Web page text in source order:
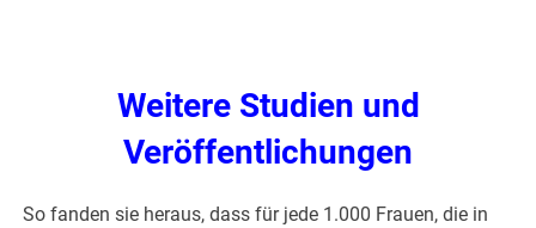
Weitere Studien und
Veröffentlichungen
So fanden sie heraus, dass für jede 1.000 Frauen, die in